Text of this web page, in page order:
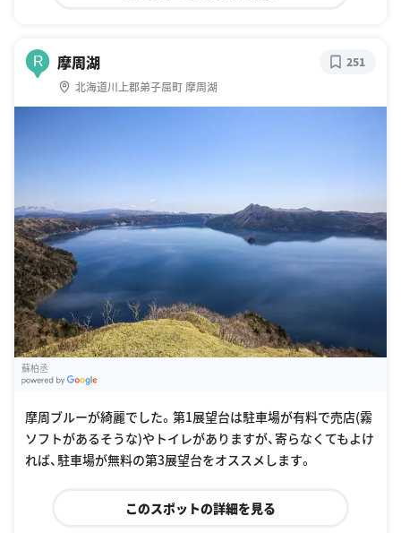
R 摩周湖
北海道川上郡弟子屈町 摩周湖
251
蘇柏丞
摩周ブルーが綺麗でした。第1展望台は駐車場が有料で売店(霧
ソフトがあるそうな)やトイレがありますが、寄らなくてもよけ
れば、駐車場が無料の第3展望台をオススメします。
このスポットの詳細を見る